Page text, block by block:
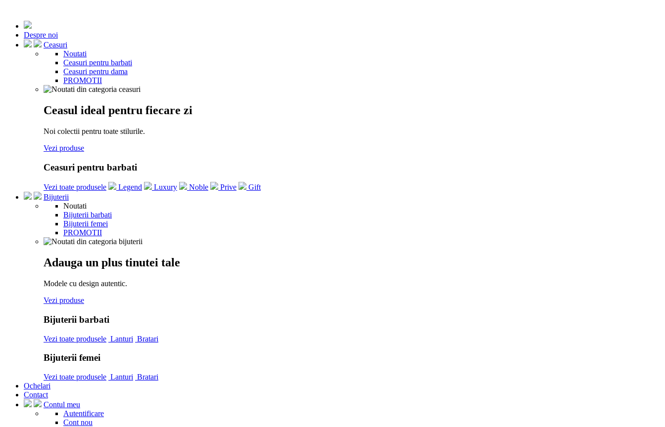
Despre noi
Ceasuri
Noutati
Ceasuri pentru barbati
Ceasuri pentru dama
PROMOTII
Ceasul ideal pentru fiecare zi
Noi colectii pentru toate stilurile.
Vezi produse
Ceasuri pentru barbati
Vezi toate produsele Legend Luxury Noble Prive
Gift
Bijuterii
Noutati
Bijuterii barbati
Bijuterii femei
PROMOTII
Adauga un plus tinutei tale
Modele cu design autentic.
Vezi produse
Bijuterii barbati
Vezi toate produsele Lanturi Bratari
Bijuterii femei
Vezi toate produsele Lanturi Bratari
Ochelari
Contact
Contul meu
Autentificare
Cont nou